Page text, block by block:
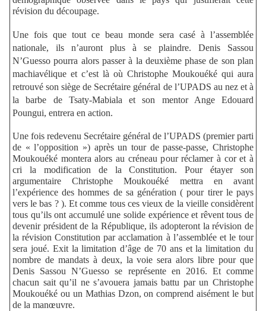
révision du découpage.
Une fois que tout ce beau monde sera casé à l’assemblée
nationale, ils n’auront plus à se plaindre. Denis Sassou
N’Guesso pourra alors passer à la deuxième phase de son plan
machiavélique et c’est là où Christophe Moukouéké qui aura
retrouvé son siège de Secrétaire général de l’UPADS au nez et à
la barbe de Tsaty-Mabiala et son mentor Ange Edouard
Poungui, entrera en action.
Une fois redevenu Secrétaire général de l’UPADS (premier parti
de « l’opposition ») après un tour de passe-passe, Christophe
Moukouéké montera alors au créneau pour réclamer à cor et à
cri la modification de la Constitution. Pour étayer son
argumentaire Christophe Moukouéké mettra en avant
l’expérience des hommes de sa génération ( pour tirer le pays
vers le bas ? ). Et comme tous ces vieux de la vieille considèrent
tous qu’ils ont accumulé une solide expérience et rêvent tous de
devenir président de la République, ils adopteront la révision de
la révision Constitution par acclamation à l’assemblée et le tour
sera joué. Exit la limitation d’âge de 70 ans et la limitation du
nombre de mandats à deux, la voie sera alors libre pour que
Denis Sassou N’Guesso se représente en 2016. Et comme
chacun sait qu’il ne s’avouera jamais battu par un Christophe
Moukouéké ou un Mathias Dzon, on comprend aisément le but
de la manœuvre.